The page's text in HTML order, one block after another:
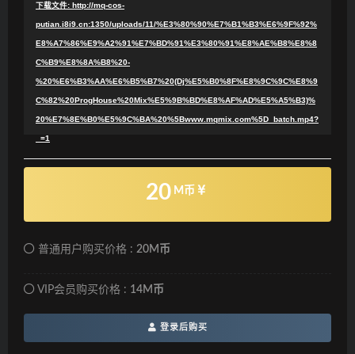
下载文件: http://mq-cos-
putian.i8i9.cn:1350/uploads/11/%E3%80%90%E7%B1%B3%E6%9F%92%
E8%A7%86%E9%A2%91%E7%BD%91%E3%80%91%E8%AE%B8%E8%8
C%B9%E8%8A%B8%20-
%20%E6%B3%AA%E6%B5%B7%20(Dj%E5%B0%8F%E8%9C%9C%E8%9
C%82%20ProgHouse%20Mix%E5%9B%BD%E8%AF%AD%E5%A5%B3)%
20%E7%8E%B0%E5%9C%BA%20%5Bwww.mqmix.com%5D_batch.mp4?
_=1
20 M币
普通用户购买价格 : 20M币
VIP会员购买价格 : 14M币
登录后购买